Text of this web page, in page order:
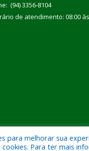
(94) 3356-8104
de atendimento: 08:00
os direitos reservados a
para melhorar sua
Para ter mais